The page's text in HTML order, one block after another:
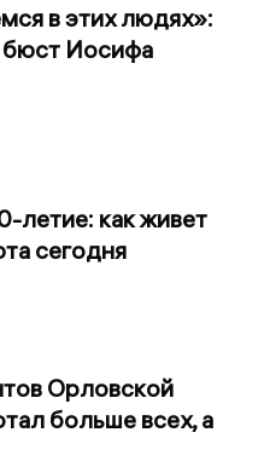
в этих людях»:
бюст Иосифа
летие: как живет
сегодня
Орловской
больше всех, а